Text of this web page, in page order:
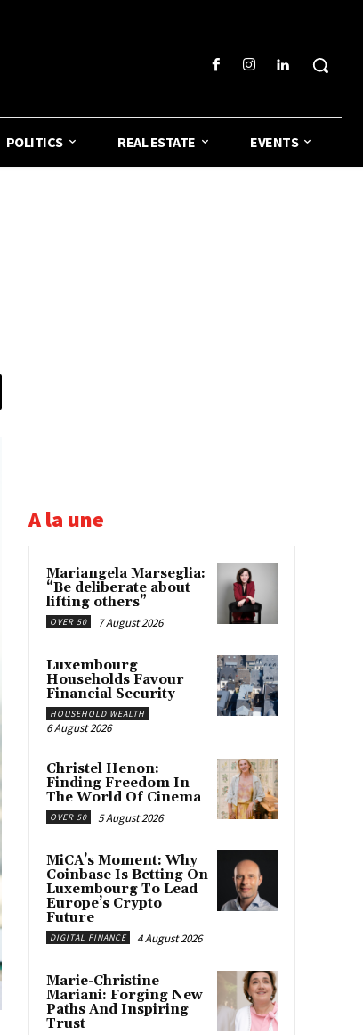
POLITICS REAL ESTATE EVENTS
A la une
Mariangela Marseglia:
“Be deliberate about
lifting others”
OVER 50 7 August 2026
Luxembourg
Households Favour
Financial Security
HOUSEHOLD WEALTH
6 August 2026
Christel Henon:
Finding Freedom In
The World Of Cinema
OVER 50 5 August 2026
MiCA’s Moment: Why
Coinbase Is Betting On
Luxembourg To Lead
Europe’s Crypto
Future
DIGITAL FINANCE 4 August 2026
Marie-Christine
Mariani: Forging New
Paths And Inspiring
Trust